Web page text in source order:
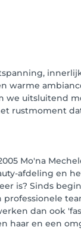
warme
we uitsluitend
rustmoment
Mo'na
afdeling en
is? Sinds
dan ook
haar en een